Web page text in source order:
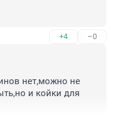
+4 –0
нет,можно не
и койки для